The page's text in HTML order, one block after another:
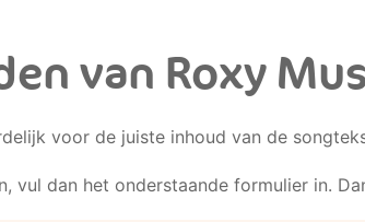
van Roxy
voor de juiste inhoud van de
vul dan het onderstaande formulier in.